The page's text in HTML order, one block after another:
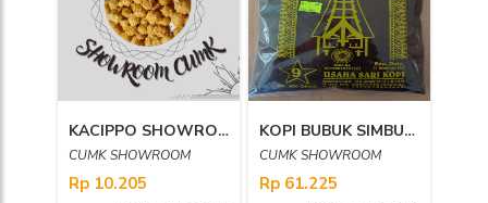
KACIPPO SHOWROOM CUMK
CUMK SHOWROOM
Rp 10.205
KOPI BUBUK SIMBUANG ASLI TORAJA 500 gram
CUMK SHOWROOM
Rp 61.225